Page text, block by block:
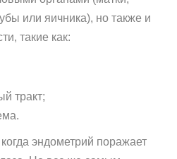
или яичника), но также и
такие как:
тракт;
эндометрий поражает